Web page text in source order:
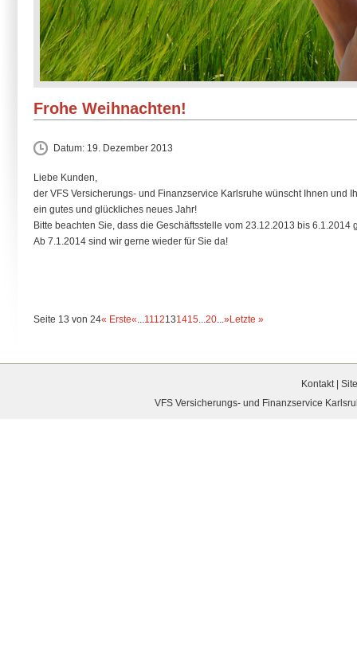
Frohe Weihnachten!
Datum: 19. Dezember 2013
Liebe Kunden,
der VFS Versicherungs- und Finanzservice Karlsruhe wünscht Ihnen und
ein gutes und glückliches neues Jahr!
Bitte beachten Sie, dass die Geschäftsstelle vom 23.12.2013 bis 6.1.2014
Ab 7.1.2014 sind wir gerne wieder für Sie da!
Seite 13 von 24« Erste«...1112131415...20...»Letzte »
Kontakt|
VFS Versicherungs- und Finanzservice